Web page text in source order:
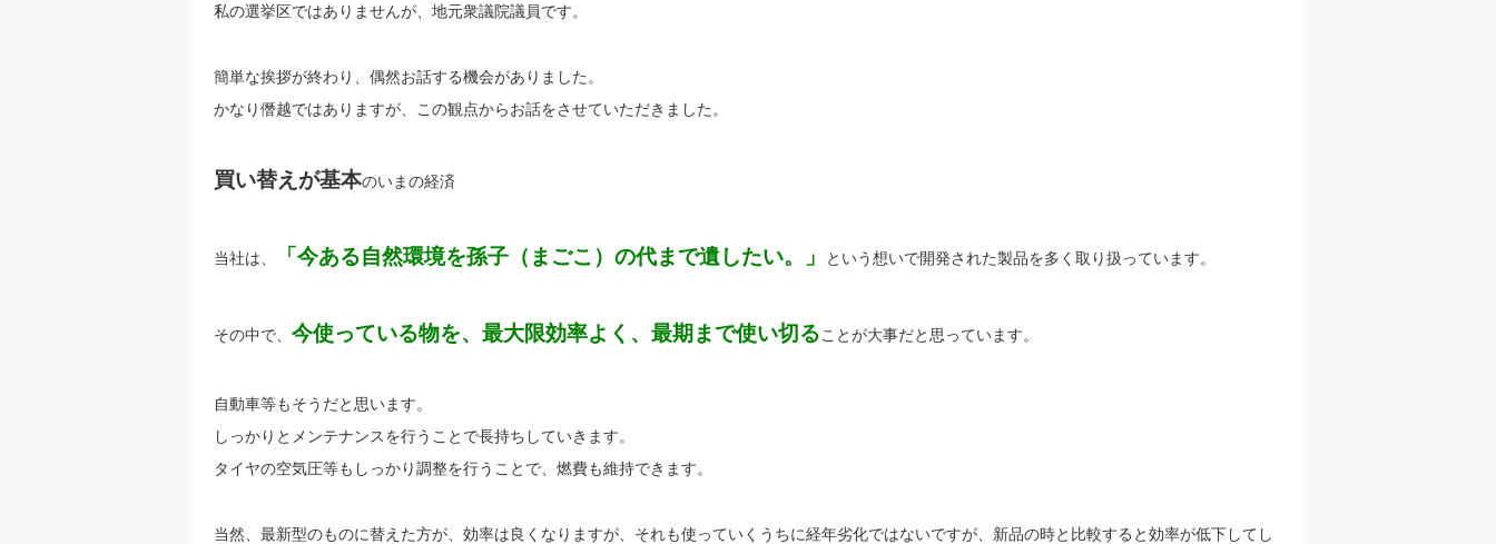
私の選挙区ではありませんが、地元衆議院議員です。
簡単な挨拶が終わり、偶然お話する機会がありました。
かなり僭越ではありますが、この観点からお話をさせていただきました。
買い替えが基本のいまの経済
当社は、 「今ある自然環境を孫子（まごこ）の代まで遺したい。」 という想いで開発された製品を多く取り扱っています。
その中で、 今使っている物を、最大限効率よく、最期まで使い切ることが大事だと思っています。
自動車等もそうだと思います。
しっかりとメンテナンスを行うことで長持ちしていきます。
タイヤの空気圧等もしっかり調整を行うことで、燃費も維持できます。
当然、最新型のものに替えた方が、効率は良くなりますが、それも使っていくうちに経年劣化ではないですが、新品の時と比較すると効率が低下してし